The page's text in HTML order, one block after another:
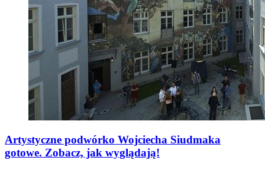
Artystyczne podwórko Wojciecha Siudmaka
gotowe. Zobacz, jak wyglądają!